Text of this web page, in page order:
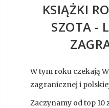
KSIĄŻKI
SZOTA -
W tym roku czekają
zagranicznej i
Zaczynamy od top